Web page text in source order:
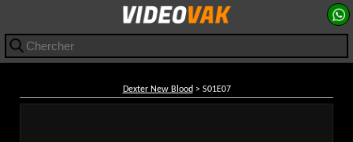
Dexter New Blood > S01E07